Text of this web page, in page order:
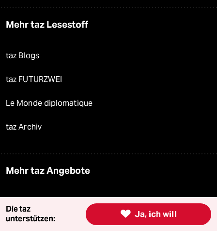
Mehr taz Lesestoff
taz Blogs
taz FUTURZWEI
Le Monde diplomatique
taz Archiv
Mehr taz Angebote
 Ja, ich will
Die taz
unterstützen: